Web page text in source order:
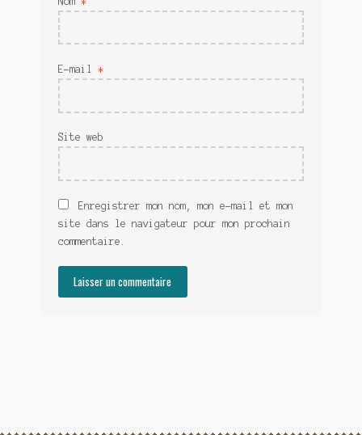
E-mail *
Site web
Enregistrer mon nom, mon e-mail et mon
site dans le navigateur pour mon prochain
commentaire.